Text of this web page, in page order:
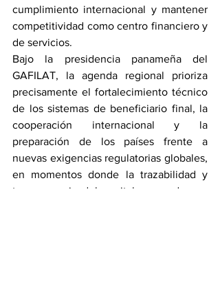
cumplimiento internacional y mantener
competitividad como centro financiero y
de servicios.
Bajo la presidencia panameña del
GAFILAT, la agenda regional prioriza
precisamente el fortalecimiento técnico
de los sistemas de beneficiario final, la
cooperación internacional y la
preparación de los países frente a
nuevas exigencias regulatorias globales,
en momentos donde la trazabilidad y
transparencia del capital son cada vez